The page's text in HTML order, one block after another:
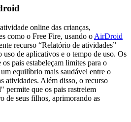
online das crianças,
como o Free Fire, usando o AirDroid
recurso “Relatório de atividades”
uso de aplicativos e o tempo de uso. Os
pais estabeleçam limites para o
equilíbrio mais saudável entre o
atividades. Além disso, o recurso
permite que os pais rastreiem
de seus filhos, aprimorando as